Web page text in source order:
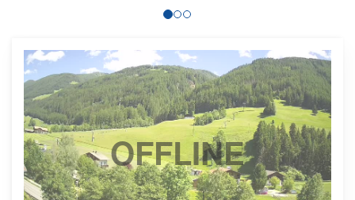
OFFLINE